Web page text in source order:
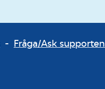
- Fråga/Ask supporten